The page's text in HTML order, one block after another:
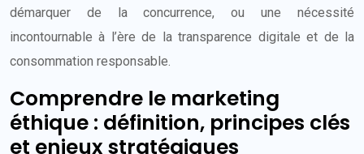
démarquer de la concurrence, ou une nécessité
incontournable à l’ère de la transparence digitale et de la
consommation responsable.
Comprendre le marketing
éthique : définition, principes clés
et enjeux stratégiques